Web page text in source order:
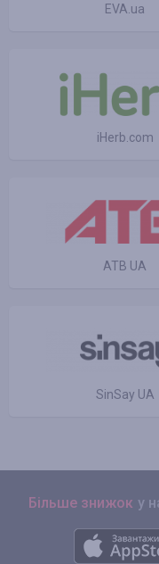
EVA.ua
iHerb.com
ATB UA
SinSay UA
Більше знижок у